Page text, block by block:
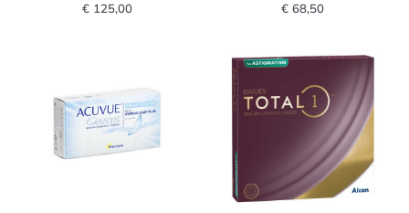
€125,00 €68,50